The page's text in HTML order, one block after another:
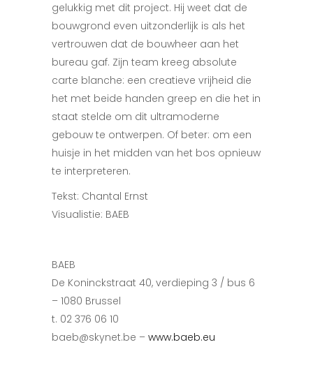
gelukkig met dit project. Hij weet dat de
bouwgrond even uitzonderlijk is als het
vertrouwen dat de bouwheer aan het
bureau gaf. Zijn team kreeg absolute
carte blanche: een creatieve vrijheid die
het met beide handen greep en die het in
staat stelde om dit ultramoderne
gebouw te ontwerpen. Of beter: om een
huisje in het midden van het bos opnieuw
te interpreteren.
Tekst: Chantal Ernst
Visualistie: BAEB
BAEB
De Koninckstraat 40, verdieping 3 / bus 6
– 1080 Brussel
t. 02 376 06 10
baeb@skynet.be – www.baeb.eu